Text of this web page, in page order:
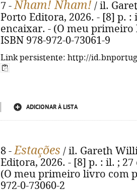
7 -Nham! Nham! / il.
Porto Editora, 2026. - [8] p. :
encaixar. - (O meu primeiro
ISBN 978-972-0-73061-9
Link persistente: http://
ADICIONAR À LISTA
8 -Estações / il. Gareth
Editora, 2026. - [8] p. : il. ;
(O meu primeiro livro com
972-0-73060-2